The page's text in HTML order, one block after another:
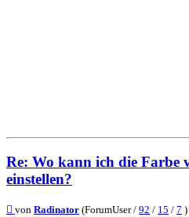
Re: Wo kann ich die Farbe
einstellen?
Beitrag
von Radinator (ForumUser / 92 / 15 / 7 )